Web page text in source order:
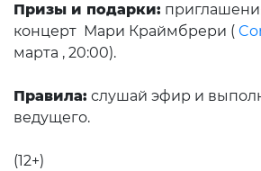
Призы и подарки:
концерт Мари Краймбрери (
марта , 20:00).
Правила: слушай эфир и
ведущего.
(12+)